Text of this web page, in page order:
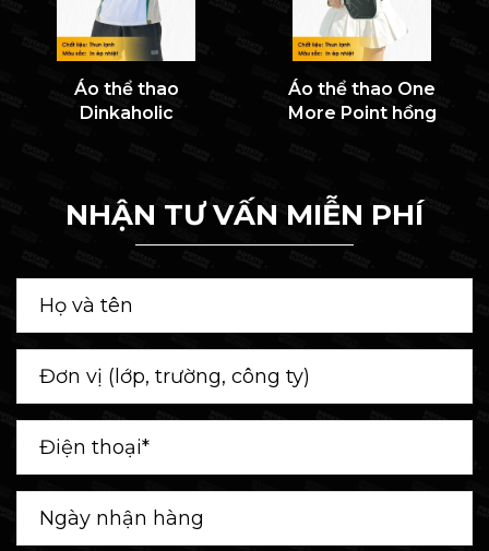
Áo thể thao
Dinkaholic
Áo thể thao One
More Point hồng
NHẬN TƯ VẤN MIỄN PHÍ